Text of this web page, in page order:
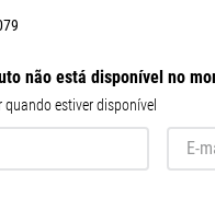
não está disponível no
quando estiver disponível